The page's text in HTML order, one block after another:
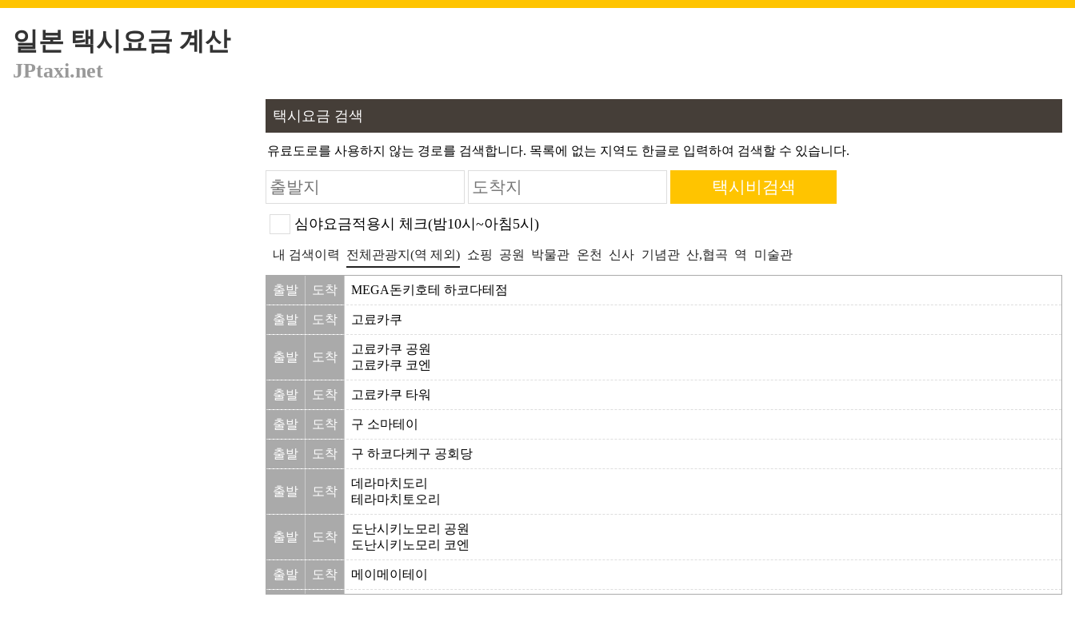
일본 택시요금 계산
JPtaxi.net
택시요금 검색
유료도로를 사용하지 않는 경로를 검색합니다. 목록에 없는 지역도 한글로 입력하여 검색할 수 있습니다.
심야요금적용시 체크(밤10시~아침5시)
내 검색이력 전체관광지(역 제외) 쇼핑 공원 박물관 온천 신사 기념관 산,협곡 역 미술관
출발 도착 MEGA돈키호테 하코다테점
출발 도착 고료카쿠
출발 도착
고료카쿠 공원
고료카쿠 코엔
출발 도착 고료카쿠 타워
출발 도착 구 소마테이
출발 도착 구 하코다케구 공회당
출발 도착
데라마치도리
테라마치토오리
출발 도착
도난시키노모리 공원
도난시키노모리 코엔
출발 도착 메이메이테이